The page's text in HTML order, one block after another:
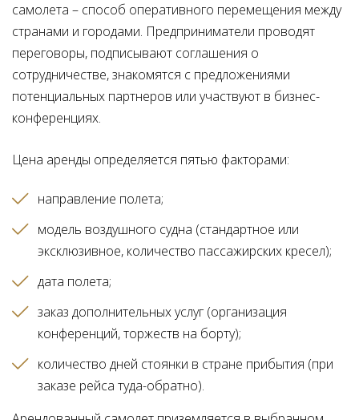
самолета – способ оперативного перемещения между
странами и городами. Предприниматели проводят
переговоры, подписывают соглашения о
сотрудничестве, знакомятся с предложениями
потенциальных партнеров или участвуют в бизнес-
конференциях.
Цена аренды определяется пятью факторами:
направление полета
модель воздушного судна (стандартное или
эксклюзивное, количество пассажирских кресел)
дата полета
заказ дополнительных услуг (организация
конференций, торжеств на борту)
количество дней стоянки в стране прибытия (при
заказе рейса туда-обратно)